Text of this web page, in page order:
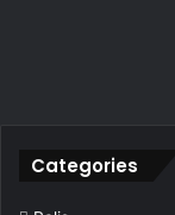
Categories